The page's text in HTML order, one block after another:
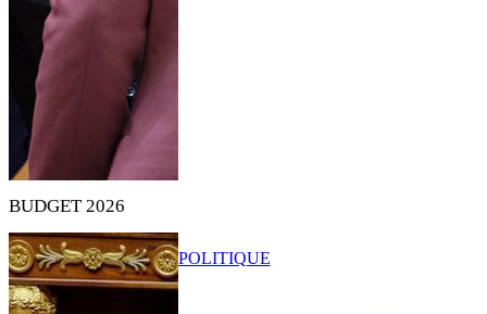
BUDGET 2026
POLITIQUE